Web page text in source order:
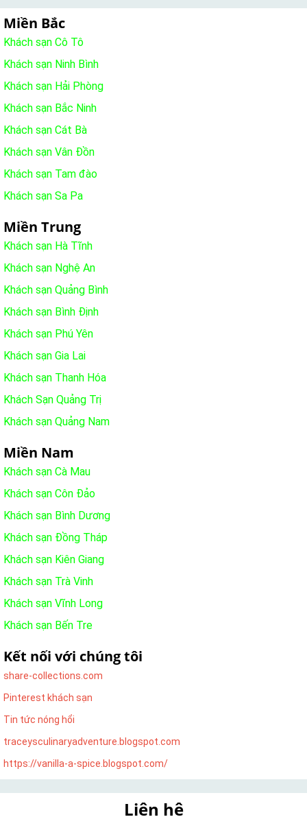
Miền Bắc
Khách sạn Cô Tô
Khách sạn Ninh Bình
Khách sạn Hải Phòng
Khách sạn Bắc Ninh
Khách sạn Cát Bà
Khách sạn Vân Đồn
Khách sạn Tam đào
Khách sạn Sa Pa
Miền Trung
Khách sạn Hà Tĩnh
Khách sạn Nghệ An
Khách sạn Quảng Bình
Khách sạn Bình Định
Khách sạn Phú Yên
Khách sạn Gia Lai
Khách sạn Thanh Hóa
Khách Sạn Quảng Trị
Khách sạn Quảng Nam
Miền Nam
Khách sạn Cà Mau
Khách sạn Côn Đảo
Khách sạn Bình Dương
Khách sạn Đồng Tháp
Khách sạn Kiên Giang
Khách sạn Trà Vinh
Khách sạn Vĩnh Long
Khách sạn Bến Tre
Kết nối với chúng tôi
share-collections.com
Pinterest khách sạn
Tin tức nóng hổi
traceysculinaryadventure.blogspot.com
https://vanilla-a-spice.blogspot.com/
Liên hệ